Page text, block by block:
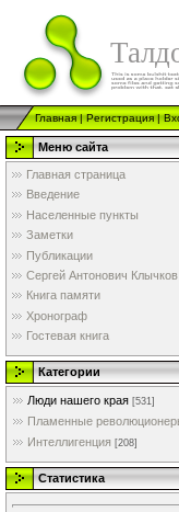
Главная|Регистрация|
Меню сайта
Главная страница
Введение
Населенные пункты
Заметки
Публикации
Сергей Антонович Клычков
Книга памяти
Хронограф
Гостевая книга
Категории
Люди нашего края [531]
Пламенные
Интеллигенция [208]
Статистика